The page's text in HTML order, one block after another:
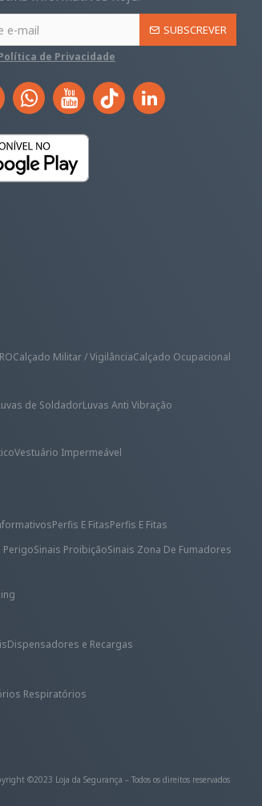
SUBSCREVER
de Privacidade
Calçado Militar / VigilânciaCalçado Ocupacional
de SoldadorLuvas Anti Vibração
Vestuário Impermeável
Perfis E FitasPerfis E Fitas
PerigoSinais ProibiçãoSinais Zona De Fumadores
Dispensadores e Recargas
Respiratórios
©2023 Loja da Segurança – Todos os direitos reservados​